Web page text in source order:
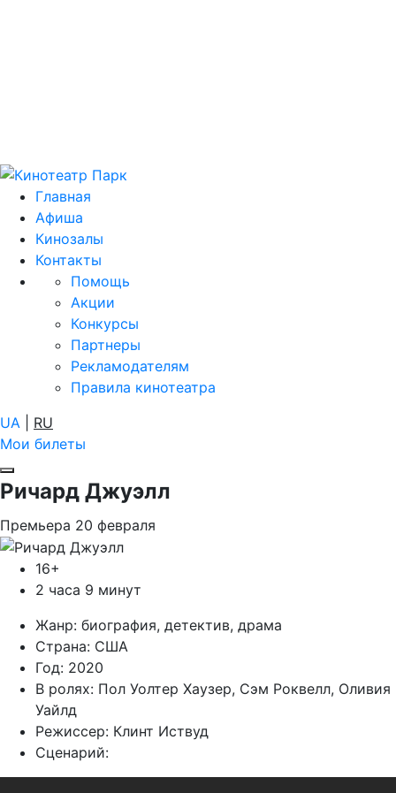
Главная
Афиша
Кинозалы
Контакты
Помощь
Акции
Конкурсы
Партнеры
Рекламодателям
Правила кинотеатра
UA
RU
Мои билеты
Ричард Джуэлл
Премьера 20 февраля
16+
2 часа 9 минут
Жанр: биография, детектив, драма
Страна: США
Год: 2020
В ролях: Пол Уолтер Хаузер, Сэм Роквелл, Оливия
Уайлд
Режиссер: Клинт Иствуд
Сценарий: